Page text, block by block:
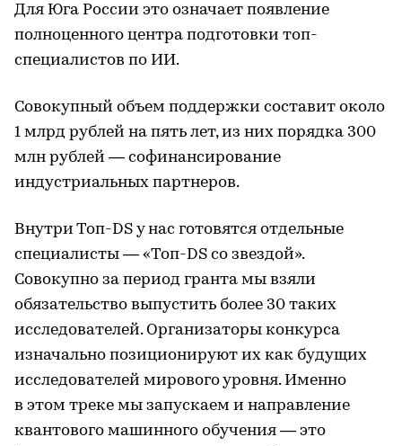
Для Юга России это означает появление
полноценного центра подготовки топ-
специалистов по ИИ.
Совокупный объем поддержки составит около
1 млрд рублей на пять лет, из них порядка 300
млн рублей — софинансирование
индустриальных партнеров.
Внутри Топ-DS у нас готовятся отдельные
специалисты — «Топ-DS со звездой».
Совокупно за период гранта мы взяли
обязательство выпустить более 30 таких
исследователей. Организаторы конкурса
изначально позиционируют их как будущих
исследователей мирового уровня. Именно
в этом треке мы запускаем и направление
квантового машинного обучения — это